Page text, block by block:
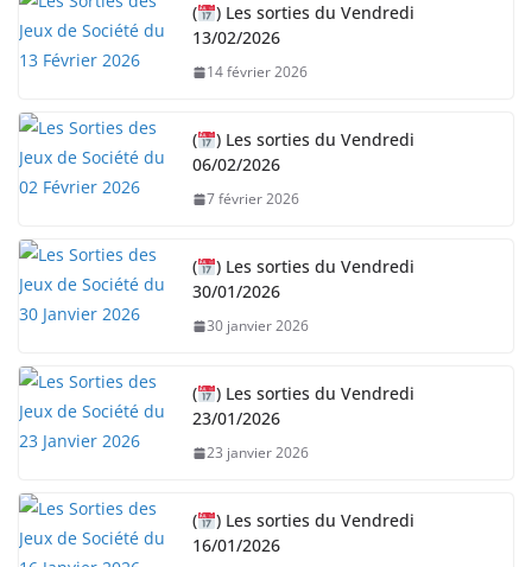
n
t
…
(
) Les sorties du Vendredi
13/02/2026
14 février 2026
(
) Les sorties du Vendredi
06/02/2026
7 février 2026
(
) Les sorties du Vendredi
30/01/2026
30 janvier 2026
(
) Les sorties du Vendredi
23/01/2026
23 janvier 2026
(
) Les sorties du Vendredi
16/01/2026